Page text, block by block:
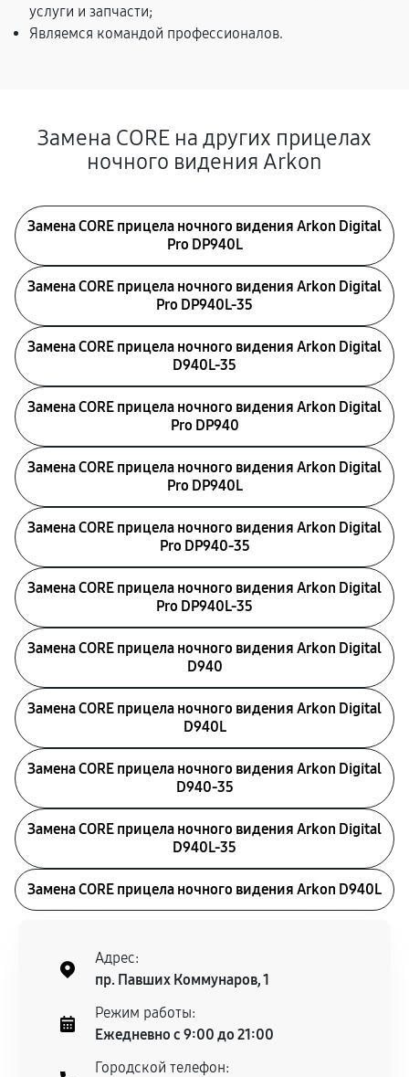
услуги и запчасти;
Являемся командой профессионалов.
Замена CORE на других прицелах
ночного видения Arkon
Замена CORE прицела ночного видения Arkon Digital
Pro DP940L
Замена CORE прицела ночного видения Arkon Digital
Pro DP940L-35
Замена CORE прицела ночного видения Arkon Digital
D940L-35
Замена CORE прицела ночного видения Arkon Digital
Pro DP940
Замена CORE прицела ночного видения Arkon Digital
Pro DP940L
Замена CORE прицела ночного видения Arkon Digital
Pro DP940-35
Замена CORE прицела ночного видения Arkon Digital
Pro DP940L-35
Замена CORE прицела ночного видения Arkon Digital
D940
Замена CORE прицела ночного видения Arkon Digital
D940L
Замена CORE прицела ночного видения Arkon Digital
D940-35
Замена CORE прицела ночного видения Arkon Digital
D940L-35
Замена CORE прицела ночного видения Arkon D940L
Адрес:
пр. Павших Коммунаров, 1
Режим работы:
Ежедневно с 9:00 до 21:00
Городской телефон: